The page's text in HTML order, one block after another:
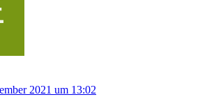
2021 um 13:02